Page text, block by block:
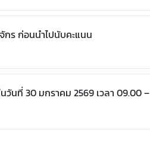
กร ก่อนนำไปนับคะแนน
วันที่ 30 มกราคม 2569 เวลา 09.00 –